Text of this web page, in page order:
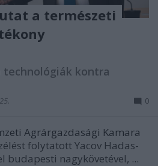
a természeti
technológiák kontra
0
Agrárgazdasági Kamara
folytatott Yacov Hadas-
budapesti nagykövetével, ...